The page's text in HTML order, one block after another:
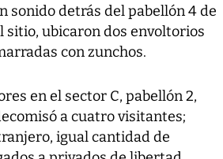
sonido detrás del pabellón 4 de
sitio, ubicaron dos envoltorios
con zunchos.
en el sector C, pabellón 2,
a cuatro visitantes;
igual cantidad de